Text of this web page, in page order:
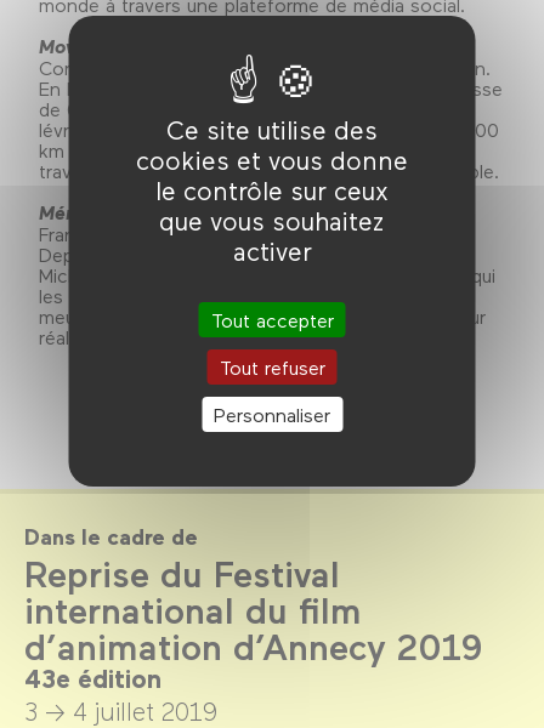
Ce site utilise des
cookies et vous donne
le contrôle sur ceux
que vous souhaitez
activer
Tout accepter
Tout refuser
Personnaliser
Movements
Corée du Sud, 2019, couleur, sans dialogue, 10 min.
En l'espace de 10 minutes, le baobab africain pousse
de 0,008 mm, le chien le plus rapide du monde, le
lévrier, peut courir 12 km, et la Terre parcourt 18 000
km autour du soleil. Nous marchons, voyons,
travaillons, courons et nous arrêtons tous ensemble.
Mémorable
de Bruno Collet
France, 2019, couleur, 12 min.
Depuis peu, Louis, artiste peintre, et sa femme
Michelle vivent d'étranges événements. L'univers qui
les entoure semble en mutation. Lentement, les
meubles, les objets, des personnes perdent de leur
réalisme. Ils se déstructurent, parfois se délitent.
Dans le cadre de
Reprise du Festival
international du film
d’animation d’Annecy 2019
43e édition
3 → 4 juillet 2019